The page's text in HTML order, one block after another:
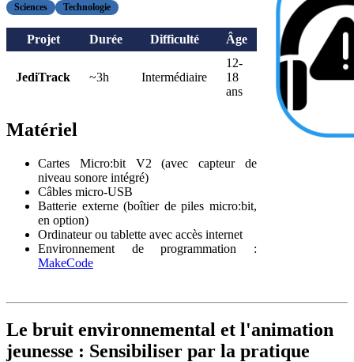
Sciences Technologie
Projet Durée Difficulté Âge
JediTrack ~3h Intermédiaire
12-
18
ans
Matériel
Cartes Micro:bitV2 (avec capteur de
niveau sonore intégré)
Câbles micro-USB
Batterie externe (boîtier de piles micro:bit,
en option)
Ordinateur ou tablette avec accès internet
Environnement de programmation :
MakeCode
Le bruit environnemental et l'animation
jeunesse : Sensibiliser par la pratique